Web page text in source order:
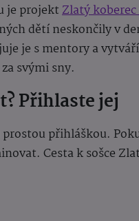
je projektZlatý
dětí neskončily v
je s mentory a
svými sny.
Přihlaste jej
přihláškou.
Cesta k sošce